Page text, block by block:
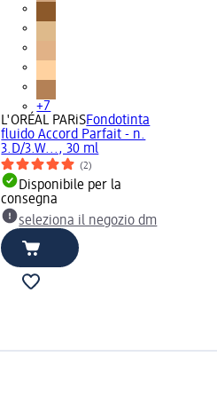
+7
L'ORÉAL PARiSFondotinta
fluido Accord Parfait - n.
3.D/3.W..., 30 ml
(2)
Disponibile per la
consegna
seleziona il negozio dm